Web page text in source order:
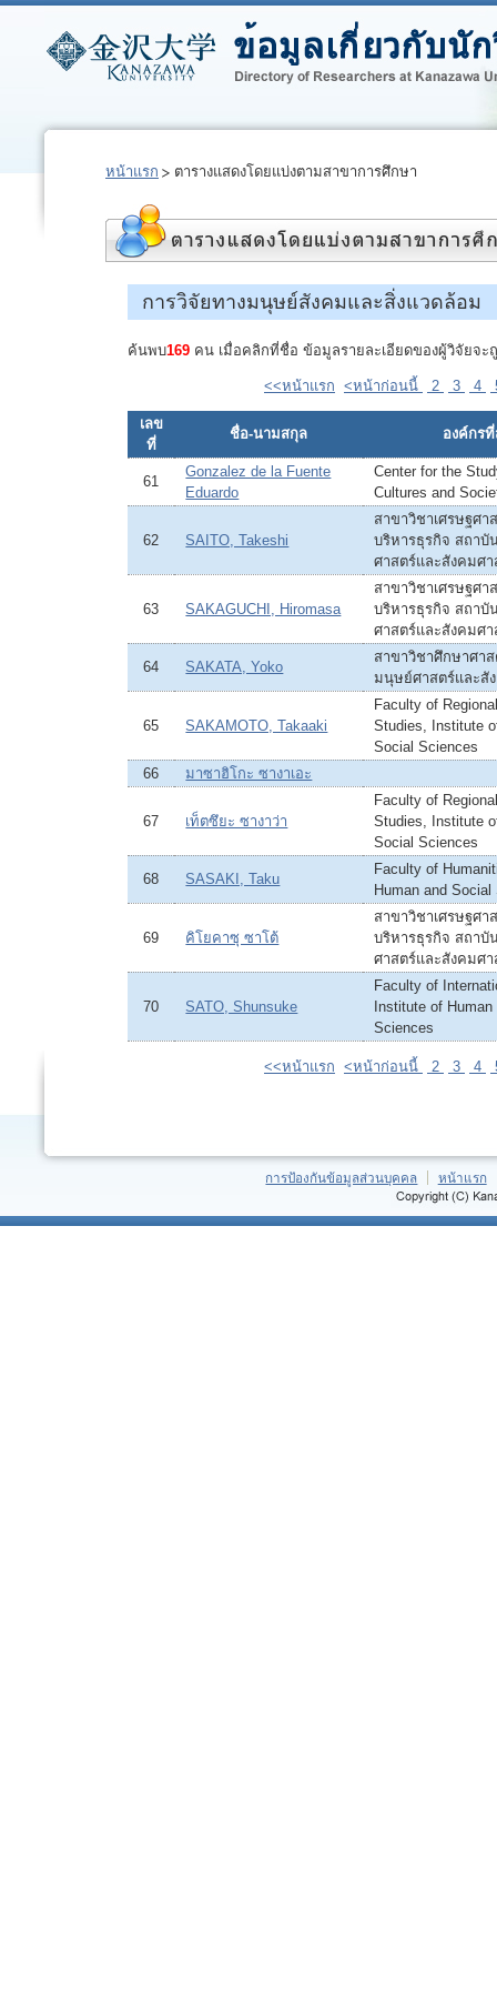
หน้าแรก ตารางแสดงโดยแบ่งตามสาขาการศึกษา
การวิจัยทางมนุษย์สังคมและสิ่งแวดล้อม
ค้นพบ169 คน เมื่อคลิกที่ชื่อ ข้อมูลรายละเอียดของผู้วิจัยจะ
<<หน้าแรก <หน้าก่อนนี้ 2 3 4
เลข
ที่
ชื่อ-นามสกุล องค์กร
61
Gonzalez de la Fuente
Eduardo
Center for the
Cultures and
62 SAITO, Takeshi
สาขาวิชาเศรษฐศา
บริหารธุรกิจ สถา
ศาสตร์และสังคมศา
63 SAKAGUCHI, Hiromasa
สาขาวิชาเศรษฐศา
บริหารธุรกิจ สถา
ศาสตร์และสังคมศา
64 SAKATA, Yoko
สาขาวิชาศึกษาศา
มนุษย์ศาสตร์และสั
65 SAKAMOTO, Takaaki
Faculty of
Studies, Institute
Social Sciences
66
มาซาฮิโกะ ซางาเอะ
67 เท็ตซึยะ ซางาว่า
Faculty of
Studies, Institute
Social Sciences
68 SASAKI, Taku
Faculty of
Human and
69 คิโยคาซุ ซาโต้
สาขาวิชาเศรษฐศา
บริหารธุรกิจ สถา
ศาสตร์และสังคมศา
70 SATO, Shunsuke
Faculty of
Institute of
Sciences
<<หน้าแรก <หน้าก่อนนี้ 2 3 4
การป้องกันข้อมูลส่วนบุคคล หน้าแรก